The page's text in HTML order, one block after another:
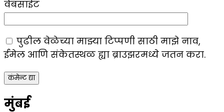
वेबसाईट
पुढील वेळेच्या माझ्या टिप्पणी साठी माझे नाव,
ईमेल आणि संकेतस्थळ ह्या ब्राउझरमध्ये जतन करा.
मुंबई